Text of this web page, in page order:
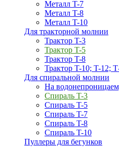
Металл T-7
Металл T-8
Металл T-10
Для тракторной молнии
Трактор T-3
Трактор T-5
Трактор T-8
Трактор T-10; T-12;
Для спиральной молнии
На
Спираль T-3
Спираль T-5
Спираль T-7
Спираль T-8
Спираль T-10
Пуллеры для бегунков